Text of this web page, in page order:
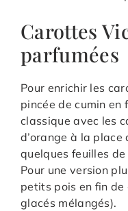
Carottes
parfumées
Pour enrichir les
pincée de cumin en
classique avec les
d’orange à la place
quelques feuilles
Pour une version
petits pois en fin de
glacés mélangés).